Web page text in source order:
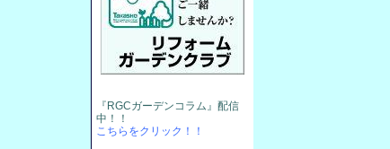
『RGCガーデンコラム』配信
中！！
こちらをクリック！！